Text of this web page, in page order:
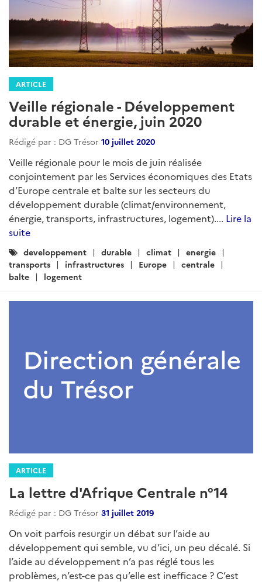
ARTICLE
Veille régionale - Développement
durable et énergie, juin 2020
Rédigé par : DG Trésor 10 juillet 2020
Veille régionale pour le mois de juin réalisée
conjointement par les Services économiques des Etats
d’Europe centrale et balte sur les secteurs du
développement durable (climat/environnement,
énergie, transports, infrastructures, logement).... Lire la
suite
Catégories
:
developpement durable climat
energie
transports
infrastructures Europe
centrale
balte
logement
ARTICLE
La lettre d'Afrique Centrale n°14
Rédigé par : DG Trésor 31 juillet 2019
On voit parfois resurgir un débat sur l’aide au
développement qui semble, vu d’ici, un peu décalé. Si
l’aide au développement n’a pas réglé tous les
problèmes, n’est-ce pas qu’elle est inefficace ? C’est